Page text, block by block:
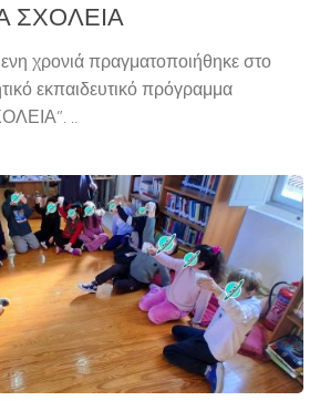
ΣΧΟΛΕΙΑ
χρονιά πραγματοποιήθηκε στο
εκπαιδευτικό πρόγραμμα
..